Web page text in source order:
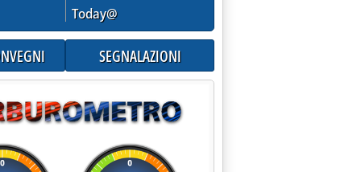
Today@
SEGNALAZIONI